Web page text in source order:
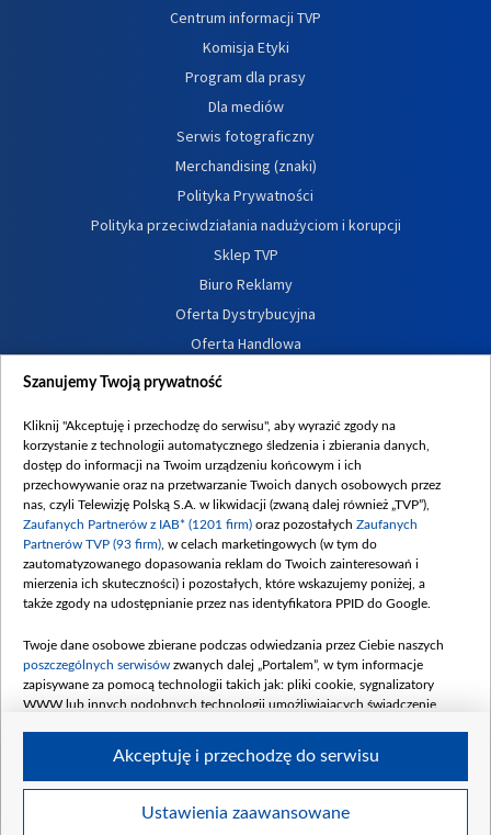
Centrum informacji TVP
Komisja Etyki
Program dla prasy
Dla mediów
Serwis fotograficzny
Merchandising (znaki)
Polityka Prywatności
Polityka przeciwdziałania nadużyciom i korupcji
Sklep TVP
Biuro Reklamy
Oferta Dystrybucyjna
Oferta Handlowa
Dostępność
Procedura zgłoszeń wewnętrznych
Szanujemy Twoją prywatność
Kliknij "Akceptuję i przechodzę do serwisu", aby wyrazić zgody na
korzystanie z technologii automatycznego śledzenia i zbierania danych,
dostęp do informacji na Twoim urządzeniu końcowym i ich
przechowywanie oraz na przetwarzanie Twoich danych osobowych przez
nas, czyli Telewizję Polską S.A. w likwidacji (zwaną dalej również „TVP”),
Zaufanych Partnerów z IAB* (1201 firm) oraz pozostałych Zaufanych
Partnerów TVP (93 firm) , w celach marketingowych (w tym do
zautomatyzowanego dopasowania reklam do Twoich zainteresowań i
mierzenia ich skuteczności) i pozostałych, które wskazujemy poniżej, a
także zgody na udostępnianie przez nas identyfikatora PPID do Google.
Twoje dane osobowe zbierane podczas odwiedzania przez Ciebie naszych
poszczególnych serwisów zwanych dalej „Portalem”, w tym informacje
zapisywane za pomocą technologii takich jak: pliki cookie, sygnalizatory
WWW lub innych podobnych technologii umożliwiających świadczenie
Twoje dane osobowe zbierane podczas odwiedzania przez Ciebie
Ustawienia zaawansowane
Akceptuję i przechodzę do serwisu